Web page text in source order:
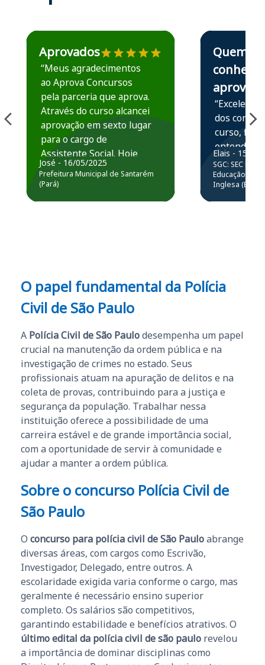
Estudante José recomenda o Aprova Concursos em
Aprovados
“Meus agradecimentos
ao Aprova Concursos
pela parceria que aprova.
Através do curso alcancei
aprovação em sexto lugar
para o cargo de
Assistente Social. Hoje
estou atuando na
Prefeitura de Santarém.
José - 16/05/2025
Prefeitura Municipal de Santarém
(Pará)
Estudante Elais
Quem
conhece,
aprova
“Excelente
dos
curso,
entender e
prática
resolução
questões.”
Elais - 15/07/
SGC: SEC BA
Educação
Inglesa (Edital
O papel fundamental da Polícia
Civil de São Paulo
A Polícia Civil de São Paulodesempenha um papel
crucial na manutenção da ordem pública e na
investigação de crimes no estado. Seus
profissionais atuam na apuração de delitos e na
coleta de provas, contribuindo para a justiça e
segurança da população. Trabalhar nessa
instituição oferece a possibilidade de uma
carreira estável e de grande importância social,
com a oportunidade de servir à comunidade e
ajudar a manter a ordem pública.
Sobre o concurso Polícia Civil de
São Paulo
O concurso para polícia civil de São Pauloabrange
diversas áreas, com cargos como Escrivão,
Investigador, Delegado, entre outros. A
escolaridade exigida varia conforme o cargo, mas
geralmente é necessário ensino superior
completo. Os salários são competitivos,
garantindo estabilidade e benefícios atrativos. O
último edital da polícia civil de são paulo revelou
a importância de dominar disciplinas como